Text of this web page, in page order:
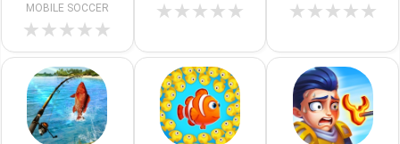
MOBILE SOCCER
★★★★★
★★★★★ ★★★★★